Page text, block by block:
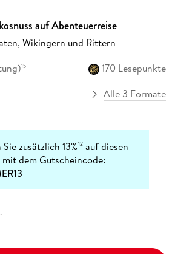
auf Abenteuerreise
Wikingern und Rittern
)15
170 Lesepunkte
Alle 3 Formate
Sie zusätzlich 13%12 auf diesen
dem Gutscheincode: